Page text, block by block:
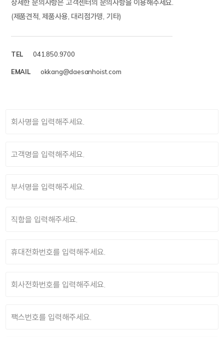
상세한 문의사항은 고객센터의 문의사항을 이용해주세요.
(제품견적, 제품사용, 대리점가맹, 기타)
TEL 041.850.9700
EMAIL okkang@daesanhoist.com